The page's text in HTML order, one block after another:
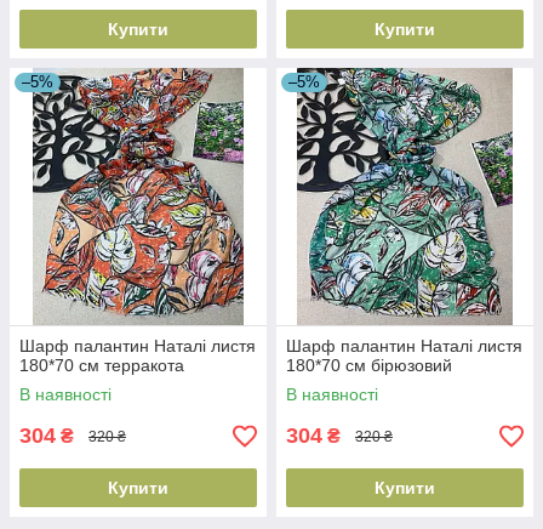
Купити Купити
–5%
Шарф палантин Наталі листя
180*70 см терракота
В наявності
304 ₴ 320 ₴
Купити
–5%
Шарф палантин Наталі листя
180*70 см бірюзовий
В наявності
304 ₴ 320 ₴
Купити